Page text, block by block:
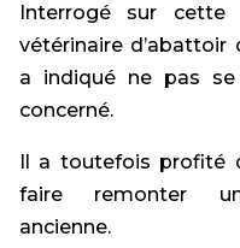
Interrogé sur cette
vétérinaire d’abattoir
a indiqué ne pas
concerné.
Il a toutefois profité
faire remonter
ancienne.